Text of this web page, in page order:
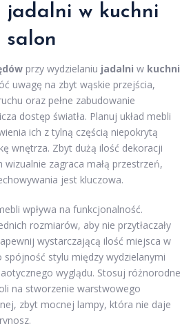
jadalni w kuchni
przy wydzielaniu jadalni w kuchni
uwagę na zbyt wąskie przejścia,
oraz pełne zabudowanie
dostęp światła. Planuj układ mebli
ich z tylną częścią niepokrytą
wnętrza. Zbyt dużą ilość dekoracji
wizualnie zagraca małą przestrzeń,
jest kluczowa.
wpływa na funkcjonalność.
rozmiarów, aby nie przytłaczały
wystarczającą ilość miejsca w
stylu między wydzielanymi
wyglądu. Stosuj różnorodne
na stworzenie warstwowego
zbyt mocnej lampy, która nie daje